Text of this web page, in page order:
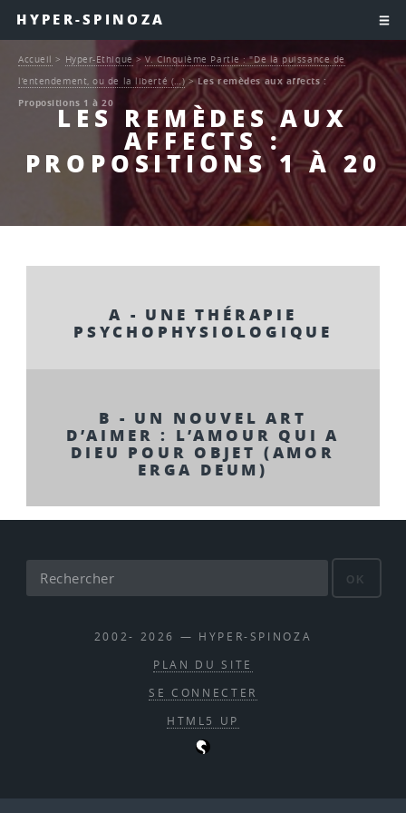
HYPER-SPINOZA
LES REMÈDES AUX
AFFECTS :
PROPOSITIONS 1 À 20
Accueil > Hyper-Ethique>V. Cinquième Partie : "De la puissance de
l’entendement, ou de la liberté (…) >Les remèdes aux affects :
Propositions 1 à 20
A - UNE THÉRAPIE
PSYCHOPHYSIOLOGIQUE
B - UN NOUVEL ART
D’AIMER : L’AMOUR QUI A
DIEU POUR OBJET (AMOR
ERGA DEUM)
OK
2002- 2026 — HYPER-SPINOZA
PLAN DU SITE
SE CONNECTER
HTML5 UP